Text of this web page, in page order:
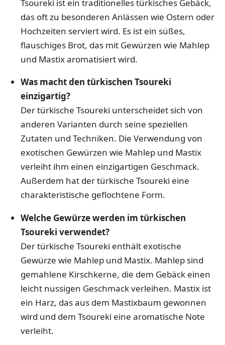
Tsoureki ist ein traditionelles türkisches Gebäck,
das oft zu besonderen Anlässen wie Ostern oder
Hochzeiten serviert wird. Es ist ein süßes,
flauschiges Brot, das mit Gewürzen wie Mahlep
und Mastix aromatisiert wird.
Was macht den türkischen Tsoureki
einzigartig?
Der türkische Tsoureki unterscheidet sich von
anderen Varianten durch seine speziellen
Zutaten und Techniken. Die Verwendung von
exotischen Gewürzen wie Mahlep und Mastix
verleiht ihm einen einzigartigen Geschmack.
Außerdem hat der türkische Tsoureki eine
charakteristische geflochtene Form.
Welche Gewürze werden im türkischen
Tsoureki verwendet?
Der türkische Tsoureki enthält exotische
Gewürze wie Mahlep und Mastix. Mahlep sind
gemahlene Kirschkerne, die dem Gebäck einen
leicht nussigen Geschmack verleihen. Mastix ist
ein Harz, das aus dem Mastixbaum gewonnen
wird und dem Tsoureki eine aromatische Note
verleiht.